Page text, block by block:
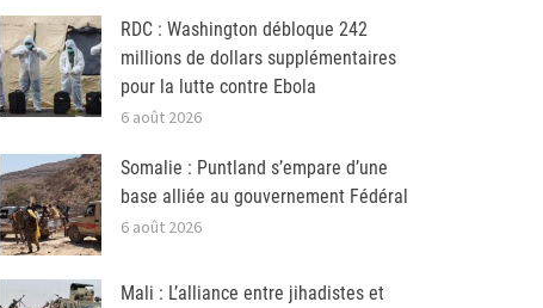
RDC : Washington débloque 242
millions de dollars supplémentaires
pour la lutte contre Ebola
6 août 2026
Somalie : Puntland s’empare d’une
base alliée au gouvernement Fédéral
6 août 2026
Mali : L’alliance entre jihadistes et